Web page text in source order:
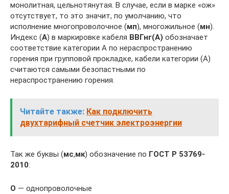
монолитная, цельнотянутая. В случае, если в марке «ож»
отсутствует, то это значит, по умолчанию, что
исполнение многопроволочное (мп), многожильное (мн).
Индекс (А) в маркировке кабеля ВВГнг(А) обозначает
соответствие категории А по нераспространению
горения при групповой прокладке, кабели категории (А)
считаются самыми безопастными по
нераспространению горения.
Читайте также: Как подключить
двухтарифный счетчик электроэнергии
Так же буквы (мс,мк) обозначение по ГОСТ Р 53769-
2010:
О — однопроволочные